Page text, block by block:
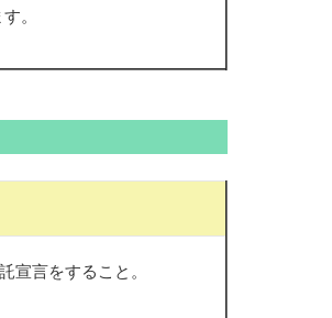
。
宣言をすること。